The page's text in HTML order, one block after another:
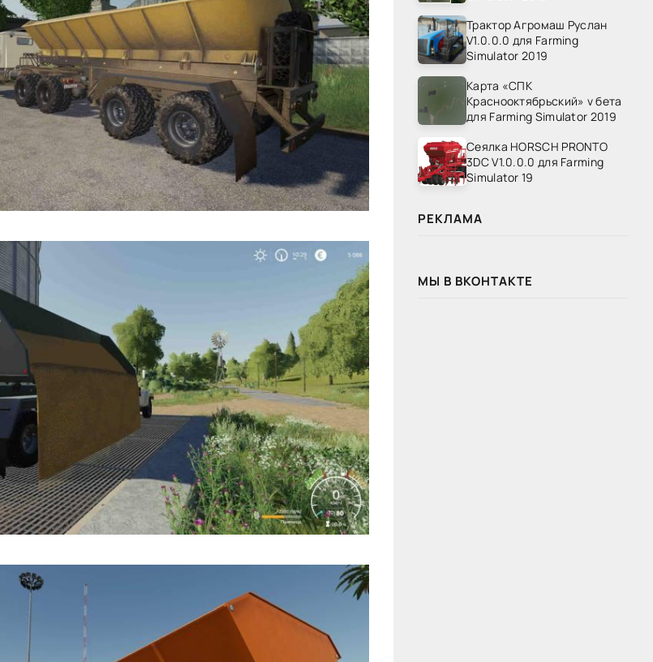
Трактор Агромаш Руслан
V1.0.0.0 для Farming
Simulator 2019
Карта «СПК
Краснооктябрьский» v бета
для Farming Simulator 2019
Сеялка HORSCH PRONTO
3DC V1.0.0.0 для Farming
Simulator 19
РЕКЛАМА
МЫ В ВКОНТАКТЕ